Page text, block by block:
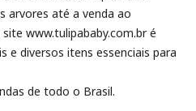
arvores até a venda ao
www.tulipababy.com.br é
e diversos itens essenciais para
de todo o Brasil.